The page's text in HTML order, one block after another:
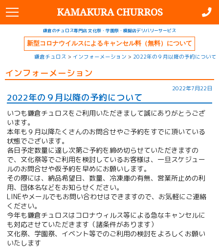
KAMAKURA CHURROS
鎌倉のチュロス専門店 文化祭・学園祭・模擬店デリバリーサービス
新型コロナウイルスによるキャンセル料（無料）について
鎌倉チュロス > インフォーメーション > 2022年の９月以降の予約について
インフォーメーション
2022年7月22日
2022年の９月以降の予約について
いつも鎌倉チュロスをご利用いただきまして誠にありがとうござ
います。
本年も９月以降たくさんのお問合せやご予約をすでに頂いている
状態でございます。
各日予定数量に達し次第ご予約を締め切らせていただきますの
で、文化祭等でご利用を検討しているお客様は、一旦スケジュー
ルのお問合せや仮予約を早めにお願いします。
その際には、納品希望日、数量、冷凍庫の有無、営業所止めの利
用、団体名などをお知らせください。
LINEやメールでもお問い合わせはできますので、お気軽にご連絡
ください。
今年も鎌倉チュロスはコロナウィルス等による急なキャンセルに
も対応させていただきます（諸条件があります）
文化祭、学園祭、イベント等でのご利用の検討をよろしくお願い
いたします